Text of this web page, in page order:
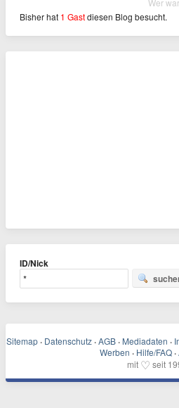
Bisher hat 1 Gastdiesen Blog besucht.
Wer
ID/Nick
Sitemap · Datenschutz · AGB · Mediadaten ·
Werben · Hilfe/FAQ ·
mit ♡ seit